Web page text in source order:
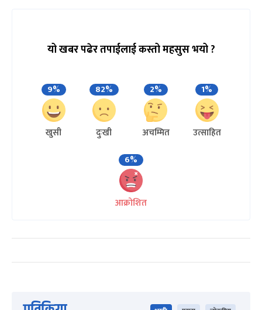
यो खबर पढेर तपाईलाई कस्तो महसुस भयो ?
9%
खुसी
82%
दुःखी
2%
अचम्मित
1%
उत्साहित
6%
आक्रोशित